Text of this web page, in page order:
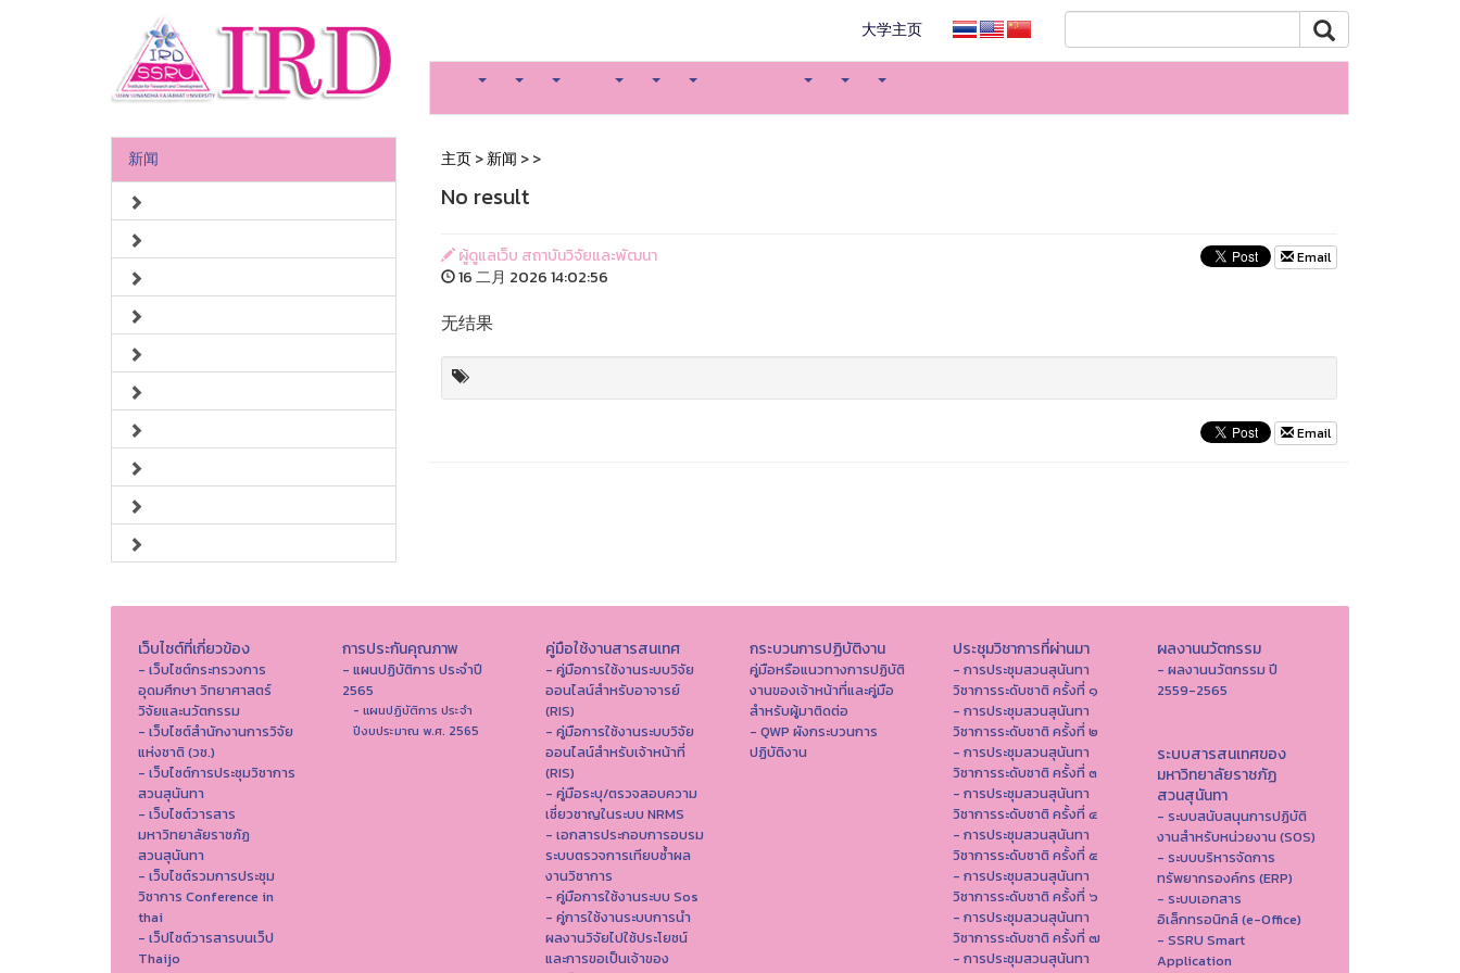
大学主页
新闻 主页>新闻 >>
No result
ผู้ดูแลเว็บ สถาบันวิจัยและพัฒนา
16 二月 2026 14:02:56
Email
无结果
Email
เว็บไซต์ที่เกี่ยวข้อง
- เว็บไซต์กระทรวงการ
อุดมศึกษา วิทยาศาสตร์
วิจัยและนวัตกรรม
- เว็บไซต์สำนักงานการวิจัย
แห่งชาติ (วช.)
- เว็บไซต์การประชุมวิชาการ
สวนสุนันทา
- เว็บไซต์วารสาร
มหาวิทยาลัยราชภัฏ
สวนสุนันทา
- เว็บไซต์รวมการประชุม
วิชาการ Conference in
thai
- เว็ปไซต์วารสารบนเว็ป
Thaijo
การประกันคุณภาพ
- แผนปฏิบัติการ ประจำปี
2565
- แผนปฏิบัติการ ประจำ
ปีงบประมาณ พ.ศ. 2565
คู่มือใช้งานสารสนเทศ
- คู่มือการใช้งานระบบวิจัย
ออนไลน์สำหรับอาจารย์
(RIS)
- คู่มือการใช้งานระบบวิจัย
ออนไลน์สำหรับเจ้าหน้าที่
(RIS)
- คู่มือระบุ/ตรวจสอบความ
เชี่ยวชาญในระบบ NRMS
- เอกสารประกอบการอบรม
ระบบตรวจการเทียบซ้ำผล
งานวิชาการ
- คู่มือการใช้งานระบบ Sos
- คู่การใช้งานระบบการนำ
ผลงานวิจัยไปใช้ประโยชน์
และการขอเป็นเจ้าของ
กระบวนการปฏิบัติงาน
คู่มือหรือแนวทางการปฏิบัติ
งานของเจ้าหน้าที่และคู่มือ
สำหรับผู้มาติดต่อ
- QWP ผังกระบวนการ
ปฏิบัติงาน
ประชุมวิชาการที่ผ่านมา
- การประชุมสวนสุนันทา
วิชาการระดับชาติ ครั้งที่ ๑
- การประชุมสวนสุนันทา
วิชาการระดับชาติ ครั้งที่ ๒
- การประชุมสวนสุนันทา
วิชาการระดับชาติ ครั้งที่ ๓
- การประชุมสวนสุนันทา
วิชาการระดับชาติ ครั้งที่ ๔
- การประชุมสวนสุนันทา
วิชาการระดับชาติ ครั้งที่ ๕
- การประชุมสวนสุนันทา
วิชาการระดับชาติ ครั้งที่ ๖
- การประชุมสวนสุนันทา
วิชาการระดับชาติ ครั้งที่ ๗
- การประชุมสวนสุนันทา
ผลงานนวัตกรรม
- ผลงานนวัตกรรม ปี
2559-2565
ระบบสารสนเทศของ
มหาวิทยาลัยราชภัฏ
สวนสุนันทา
- ระบบสนับสนุนการปฏิบัติ
งานสำหรับหน่วยงาน (SOS)
- ระบบบริหารจัดการ
ทรัพยากรองค์กร (ERP)
- ระบบเอกสาร
อิเล็กทรอนิกส์ (e-Office)
- SSRU Smart
Application